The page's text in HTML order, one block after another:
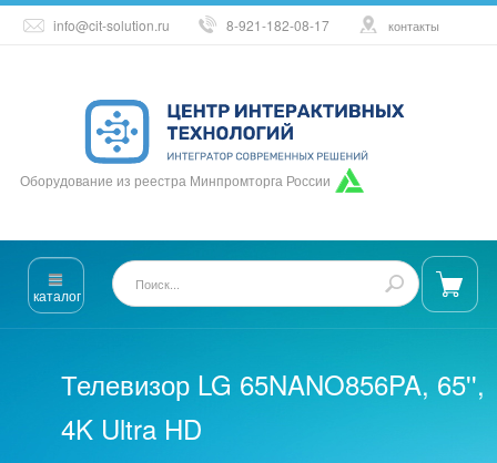
info@cit-solution.ru 8-921-182-08-17 контакты
Оборудование из реестра Минпромторга России
каталог
Телевизор LG 65NANO856PA, 65'',
4K Ultra HD